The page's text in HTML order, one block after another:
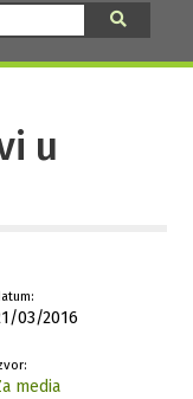
u
03/2016
media